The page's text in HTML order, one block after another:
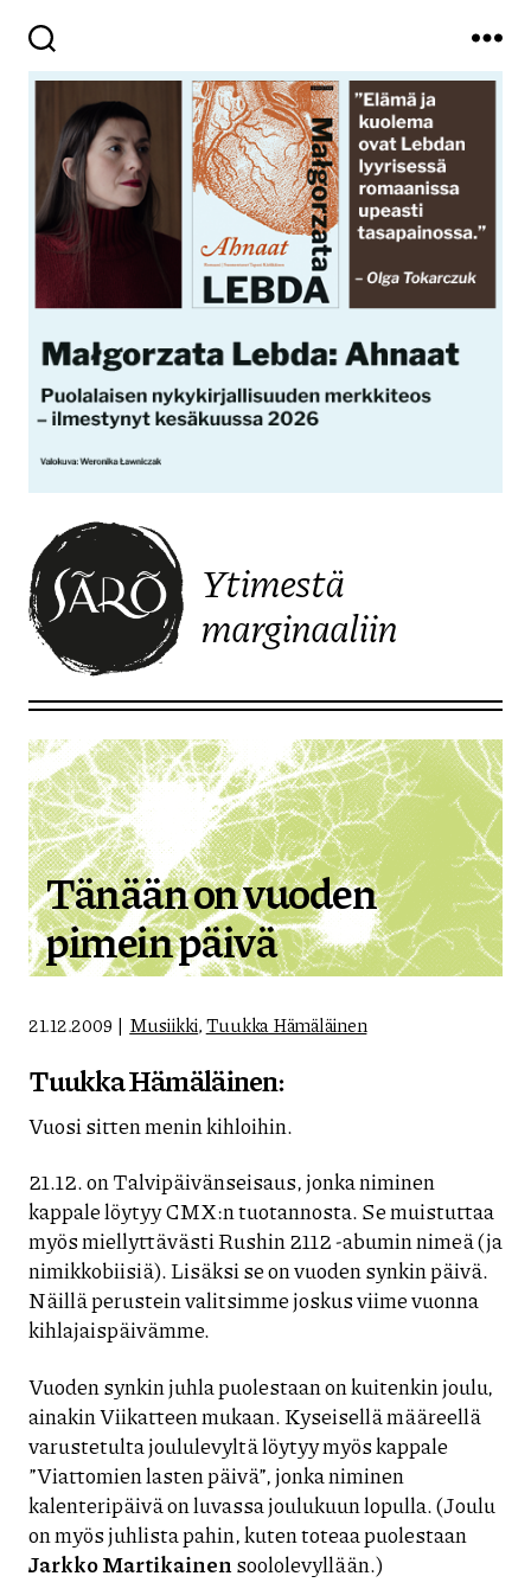
Ytimestä
marginaaliin
Tänään on vuoden
pimein päivä
21.12.2009 Musiikki,Tuukka Hämäläinen
Tuukka Hämäläinen:
Vuosi sitten menin kihloihin.
21.12. on Talvipäivänseisaus, jonka niminen
kappale löytyy CMX:n tuotannosta. Se muistuttaa
myös miellyttävästi Rushin 2112 -abumin nimeä (ja
nimikkobiisiä). Lisäksi se on vuoden synkin päivä.
Näillä perustein valitsimme joskus viime vuonna
kihlajaispäivämme.
Vuoden synkin juhla puolestaan on kuitenkin joulu,
ainakin Viikatteen mukaan. Kyseisellä määreellä
varustetulta joululevyltä löytyy myös kappale
”Viattomien lasten päivä”, jonka niminen
kalenteripäivä on luvassa joulukuun lopulla. (Joulu
on myös juhlista pahin, kuten toteaa puolestaan
Jarkko Martikainensoololevyllään.)